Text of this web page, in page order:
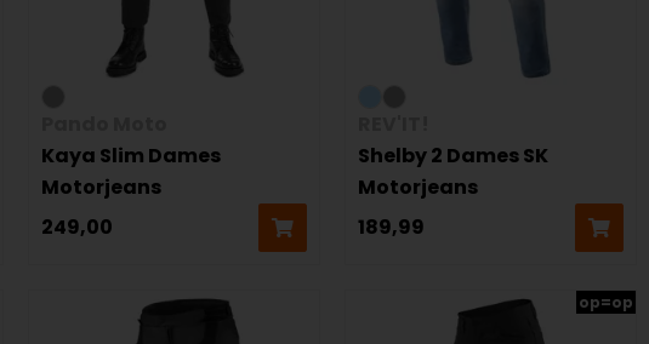
Kaya Slim Dames
Motorjeans
249,00
Shelby 2 Dames SK
Motorjeans
189,99
op=op